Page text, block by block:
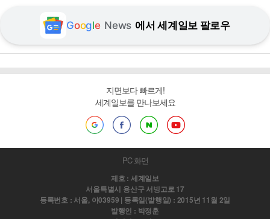
Google News 에서 세계일보 팔로우
지면보다 빠르게!
세계일보를 만나보세요
PC 화면
제호 : 세계일보
서울특별시 용산구 서빙고로 17
등록번호 : 서울, 아03959 | 등록일(발행일) : 2015년 11월 2일
발행인 : 박정훈